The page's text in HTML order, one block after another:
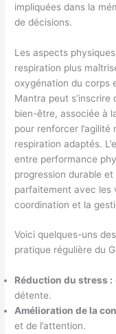
impliquées dans la
de décisions.
Les aspects
respiration plus
oxygénation du corps
Mantra peut s’inscrire
bien-être, associée à
pour renforcer
respiration adaptés.
entre performance
progression durable
parfaitement avec les
coordination et la
Voici quelques-uns
pratique régulière du
Réduction du stress :
détente.
Amélioration de la
et de l’attention.